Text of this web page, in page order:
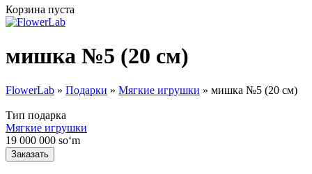
Корзина пуста
мишка №5 (20 см)
Вы здесь
FlowerLab » Подарки » Мягкие игрушки » мишка №5 (20 см)
Тип подарка
Мягкие игрушки
19 000 000 soʻm